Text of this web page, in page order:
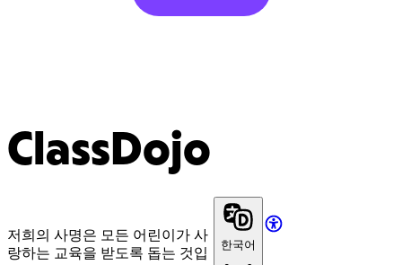
ClassDojo
저희의 사명은 모든 어린이가 사
랑하는 교육을 받도록 돕는 것입
한국어